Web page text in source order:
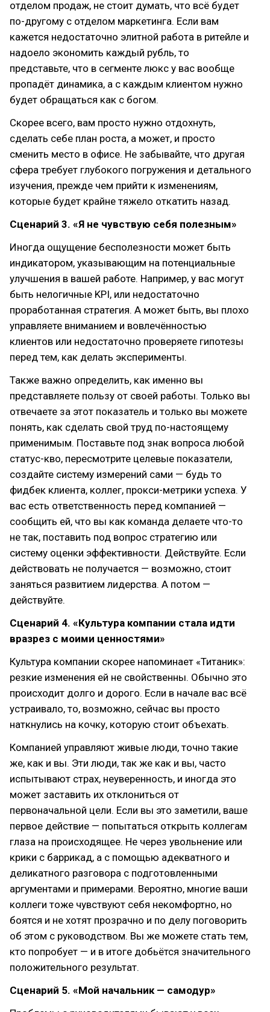
отделом продаж, не стоит думать, что всё будет
по-другому с отделом маркетинга. Если вам
кажется недостаточно элитной работа в ритейле и
надоело экономить каждый рубль, то
представьте, что в сегменте люкс у вас вообще
пропадёт динамика, а с каждым клиентом нужно
будет обращаться как с богом.
Скорее всего, вам просто нужно отдохнуть,
сделать себе план роста, а может, и просто
сменить место в офисе. Не забывайте, что другая
сфера требует глубокого погружения и детального
изучения, прежде чем прийти к изменениям,
которые будет крайне тяжело откатить назад.
Сценарий 3. «Я не чувствую себя полезным»
Иногда ощущение бесполезности может быть
индикатором, указывающим на потенциальные
улучшения в вашей работе. Например, у вас могут
быть нелогичные KPI, или недостаточно
проработанная стратегия. А может быть, вы плохо
управляете вниманием и вовлечённостью
клиентов или недостаточно проверяете гипотезы
перед тем, как делать эксперименты.
Также важно определить, как именно вы
представляете пользу от своей работы. Только вы
отвечаете за этот показатель и только вы можете
понять, как сделать свой труд по-настоящему
применимым. Поставьте под знак вопроса любой
статус-кво, пересмотрите целевые показатели,
создайте систему измерений сами — будь то
фидбек клиента, коллег, прокси-метрики успеха. У
вас есть ответственность перед компанией —
сообщить ей, что вы как команда делаете что-то
не так, поставить под вопрос стратегию или
систему оценки эффективности. Действуйте. Если
действовать не получается — возможно, стоит
заняться развитием лидерства. А потом —
действуйте.
Сценарий 4. «Культура компании стала идти
вразрез с моими ценностями»
Культура компании скорее напоминает «Титаник»:
резкие изменения ей не свойственны. Обычно это
происходит долго и дорого. Если в начале вас всё
устраивало, то, возможно, сейчас вы просто
наткнулись на кочку, которую стоит объехать.
Компанией управляют живые люди, точно такие
же, как и вы. Эти люди, так же как и вы, часто
испытывают страх, неуверенность, и иногда это
может заставить их отклониться от
первоначальной цели. Если вы это заметили, ваше
первое действие — попытаться открыть коллегам
глаза на происходящее. Не через увольнение или
крики с баррикад, а с помощью адекватного и
деликатного разговора с подготовленными
аргументами и примерами. Вероятно, многие ваши
коллеги тоже чувствуют себя некомфортно, но
боятся и не хотят прозрачно и по делу поговорить
об этом с руководством. Вы же можете стать тем,
кто попробует — и в итоге добьётся значительного
положительного результат.
Сценарий 5. «Мой начальник — самодур»